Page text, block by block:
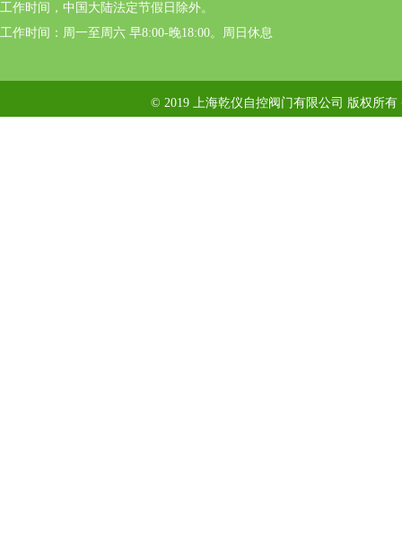
工作时间，中国大陆法定节假日除外。
工作时间：周一至周六 早8:00-晚18:00。周日休息
© 2019 上海乾仪自控阀门有限公司 版权所有